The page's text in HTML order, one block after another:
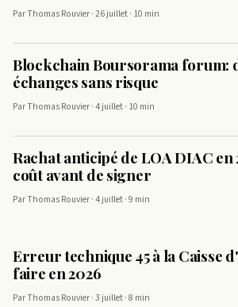
Par Thomas Rouvier · 26 juillet · 10 min
Blockchain Boursorama forum:
échanges sans risque
Par Thomas Rouvier · 4 juillet · 10 min
Rachat anticipé de LOA DIAC en
coût avant de signer
Par Thomas Rouvier · 4 juillet · 9 min
Erreur technique 45 à la Caisse
faire en 2026
Par Thomas Rouvier · 3 juillet · 8 min